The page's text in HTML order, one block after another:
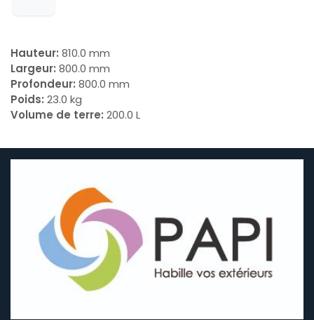
Hauteur: 810.0 mm
Largeur: 800.0 mm
Profondeur: 800.0 mm
Poids: 23.0 kg
Volume de terre: 200.0 L